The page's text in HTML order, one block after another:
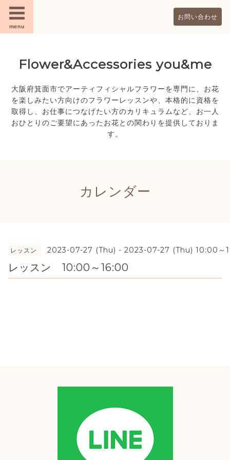
menu
お問い合わせ
Flower&Accessories you&me
大阪府箕面市でアーティフィシャルフラワーを専門に、お花
を楽しみたい方向けのフラワーレッスンや、本格的に資格を
取得し、お仕事につなげたい方のカリキュラムなど、お一人
おひとりのご要望にあったお花との関わりを提供しておりま
す。
カレンダー
レッスン 2023-07-27 (Thu) - 2023-07-27 (Thu) 10:00～
レッスン 10:00～16:00